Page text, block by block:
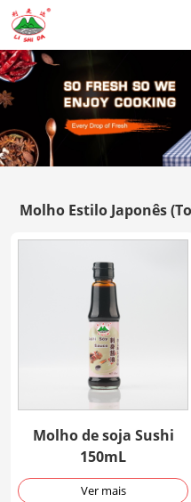
Molho Estilo Japonês
Molho de soja Sushi
150mL
Ver mais